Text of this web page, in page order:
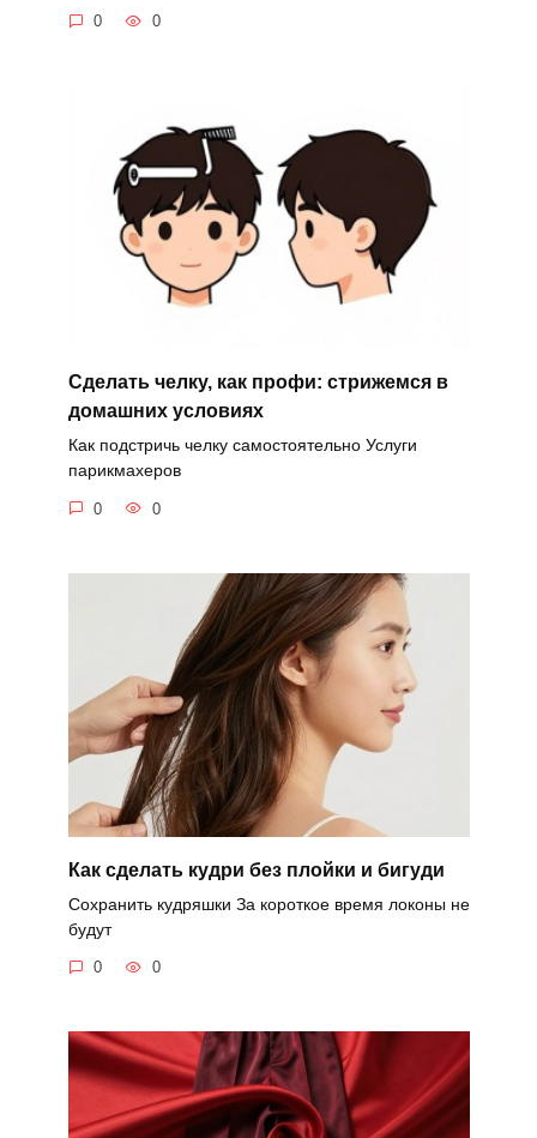
0 0
Сделать челку, как профи: стрижемся в
домашних условиях
Как подстричь челку самостоятельно Услуги
парикмахеров
0 0
Как сделать кудри без плойки и бигуди
Сохранить кудряшки За короткое время локоны не
будут
0 0